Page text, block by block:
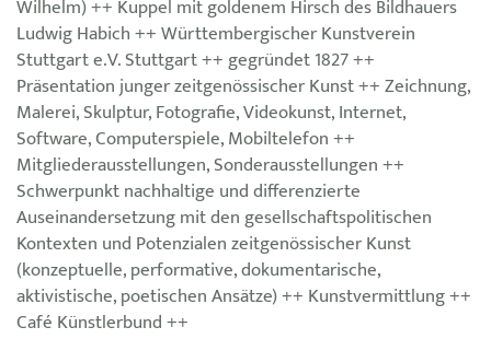
Wilhelm) ++ Kuppel mit goldenem Hirsch des Bildhauers
Ludwig Habich ++ Württembergischer Kunstverein
Stuttgart e.V. Stuttgart ++ gegründet 1827 ++
Präsentation junger zeitgenössischer Kunst ++ Zeichnung,
Malerei, Skulptur, Fotografie, Videokunst, Internet,
Software, Computerspiele, Mobiltelefon ++
Mitgliederausstellungen, Sonderausstellungen ++
Schwerpunkt nachhaltige und differenzierte
Auseinandersetzung mit den gesellschaftspolitischen
Kontexten und Potenzialen zeitgenössischer Kunst
(konzeptuelle, performative, dokumentarische,
aktivistische, poetischen Ansätze) ++ Kunstvermittlung ++
Café Künstlerbund ++